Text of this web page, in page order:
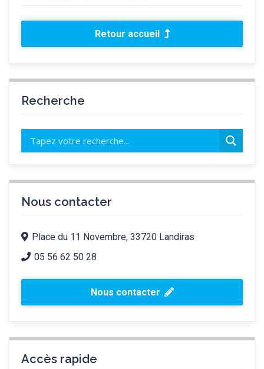
Retour accueil
Recherche
Nous contacter
Place du 11 Novembre, 33720 Landiras
05 56 62 50 28
Nous contacter
Accès rapide